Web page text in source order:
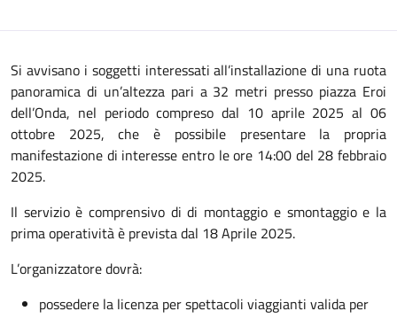
Si avvisano i soggetti interessati all’installazione di una ruota
panoramica di un’altezza pari a 32 metri presso piazza Eroi
dell’Onda, nel periodo compreso dal 10 aprile 2025 al 06
ottobre 2025, che è possibile presentare la propria
manifestazione di interesse entro le ore 14:00 del 28 febbraio
2025.
Il servizio è comprensivo di di montaggio e smontaggio e la
prima operatività è prevista dal 18 Aprile 2025.
L’organizzatore dovrà:
possedere la licenza per spettacoli viaggianti valida per